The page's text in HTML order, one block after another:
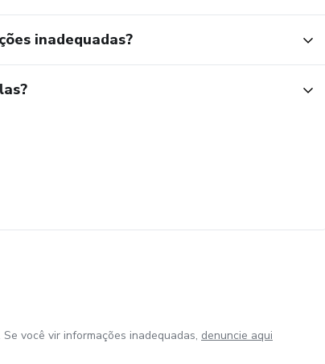
inadequadas?
você vir informações inadequadas, denuncie aqui